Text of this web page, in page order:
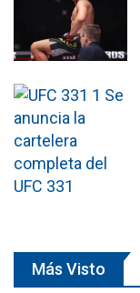
Más Visto